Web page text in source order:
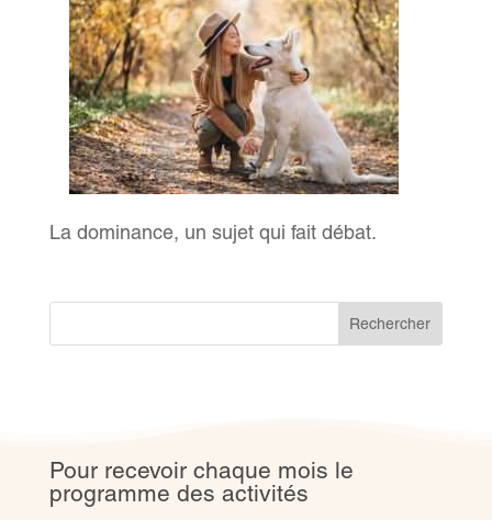
La dominance, un sujet qui fait débat.
Rechercher
Pour recevoir chaque mois le
programme des activités